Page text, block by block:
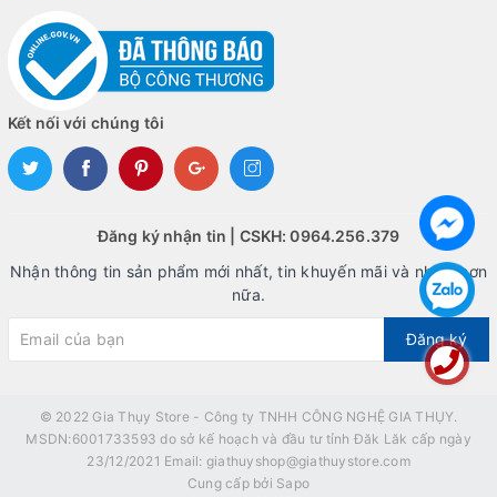
Kết luận
Với công suất 350W, quạt làm mát 120mm cùng đầy đủ đầu
cấp nguồn cho các linh kiện phổ biến,
CK350
là lựa chọn phù hợp cho các hệ thống máy tính văn
phòng, học tập và gia đình.
GIA THỤY STORE nơi cung cấp linh-phụ kiện máy
tính chính hãng tại giá tốt TP.HCM và Buôn Ma
Thuột, hàng mới 100%.
CS HCM: 64 Trần Thị Nghỉ, P.7, Q. Gò Vấp, TP.HCM.
CS BMT: 24/5 Giải Phóng, P. Tân Thành, Buôn Ma Thuột, Đắk
Hotline: 0964256379.
Kết nối với chúng tôi
Đăng ký nhận tin | CSKH: 0964.256.379
Nhận thông tin sản phẩm mới nhất, tin khuyến mãi và nhiều hơn
nữa.
Đăng ký
© 2022 Gia Thụy Store - Công ty TNHH CÔNG NGHỆ GIA THỤY.
MSDN:6001733593 do sở kế hoạch và đầu tư tỉnh Đăk Lăk cấp ngày
23/12/2021 Email: giathuyshop@giathuystore.com
Cung cấp bởi Sapo